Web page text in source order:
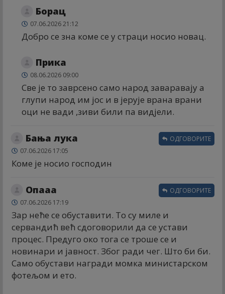
Борац
07.06.2026 21:12
Добро се зна коме се у страци носио новац.
Прика
08.06.2026 09:00
Све је то заврсено само народ заваравају а
глупи народ им јос и в јерује врана врани
оци не вади ,зиви били па видјели.
Бања лука
07.06.2026 17:05
Коме је носио господин
ОДГОВОРИТЕ
Опааа
07.06.2026 17:19
Зар неће се обуставити. То су миле и
сервандић већ сдоговорили да се устави
процес. Предуго око тога се троше се и
новинари и јавност. Због ради чег. Што би би.
Само обустави награди момка министарском
фотељом и ето.
ОДГОВОРИТЕ